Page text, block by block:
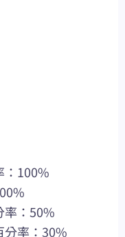
：100%
率：50%
分率：30%